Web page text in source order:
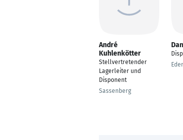
André
Kuhlenkötter
Stellvertretender
Lagerleiter und
Disponent
Sassenberg